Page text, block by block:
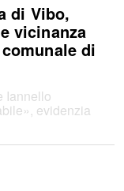
di Vibo,
vicinanza
di
Iannello
evidenzia